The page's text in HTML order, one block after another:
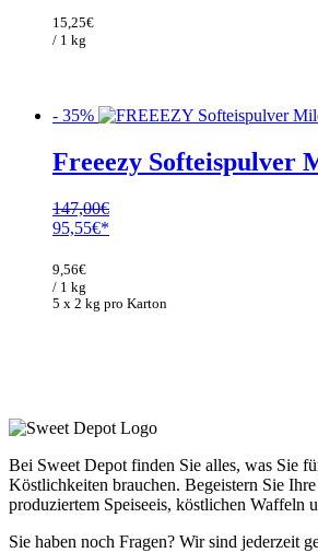
war:
17,94€
15,25€
/ 1 kg
- 35%
Freeezy Softeispulver
147,00€
Ursprünglicher
war:
147,00€
95,55€
5 x 2 kg pro Karton
9,56€
/ 1 kg
Bei Sweet Depot finden Sie alles, was Sie
Köstlichkeiten brauchen. Begeistern Sie
produziertem Speiseeis, köstlichen Waffeln
Sie haben noch Fragen? Wir sind jederzeit